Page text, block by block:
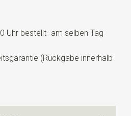
Uhr bestellt- am selben Tag
(Rückgabe innerhalb